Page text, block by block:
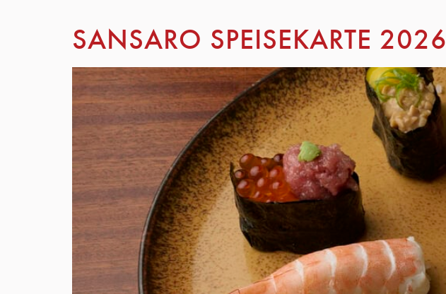
SANSARO SPEISEKARTE 2026